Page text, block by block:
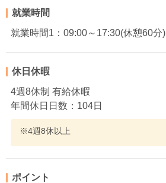
就業時間
就業時間1：09:00～17:30(休憩60分)
休日休暇
4週8休制 有給休暇
年間休日日数：104日
※4週8休以上
ポイント